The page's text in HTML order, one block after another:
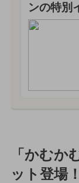
ンの特別
「かむか
ット登場！